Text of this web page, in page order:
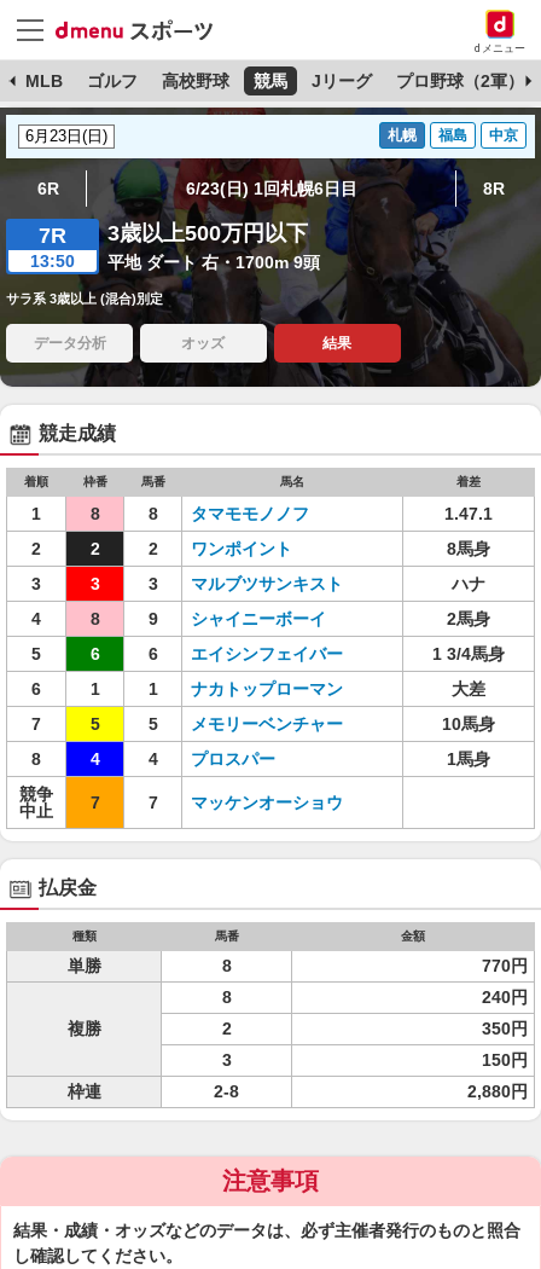
dメニュー
MLB ゴルフ 高校野球 競馬 Jリーグ プロ野球（2軍）
札幌 福島 中京
6R 6/23(日) 1回札幌6日目 8R
7R
13:50
3歳以上500万円以下
平地 ダート 右・1700m 9頭
サラ系 3歳以上 (混合)別定
データ分析 オッズ 結果
競走成績
着順 枠番 馬番 馬名 着差
1 8 8 タマモモノノフ
1.47.1
2
2 2 ワンポイント
8馬身
3
3 3 マルブツサンキスト
ハナ
4
8 9 シャイニーボーイ
2馬身
5
6 6 エイシンフェイバー
1 3/4馬身
6
1 1 ナカトップローマン
大差
7
5 5 メモリーベンチャー
10馬身
8
4 4 プロスパー
1馬身
競争
中止
7 7 マッケンオーショウ
払戻金
種類 馬番 金額
単勝 8 770円
複勝
8
240円
2
350円
3
150円
枠連
2-8 2,880円
注意事項
結果・成績・オッズなどのデータは、必ず主催者発行のものと照合
し確認してください。